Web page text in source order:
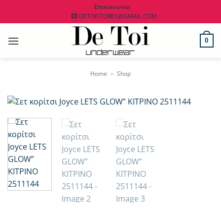
Επικοινωνία
DETOISTORES@GMAIL.COM
0
Home » Shop